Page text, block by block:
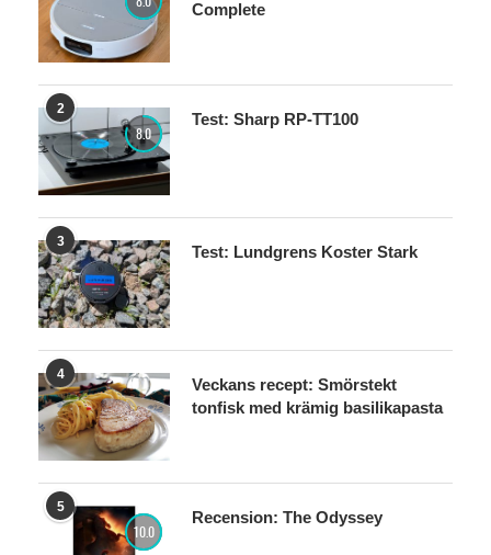
Complete
2
8.0
Test: Sharp RP-TT100
3
Test: Lundgrens Koster Stark
4
Veckans recept: Smörstekt
tonfisk med krämig basilikapasta
5
10.0
Recension: The Odyssey